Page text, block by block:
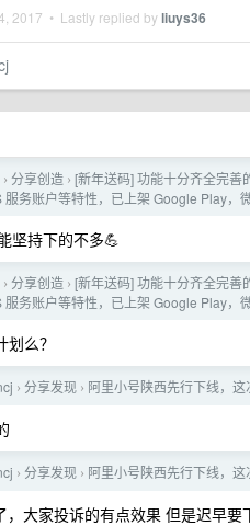
2017 • Lastly replied byliuys36
› 分享创造 › [新年送码] 功能十分齐全完
服务账户等特性，已上架 Google Play，
坚持下的不多💪
› 分享创造 › [新年送码] 功能十分齐全完
服务账户等特性，已上架 Google Play，
么？
› 分享发现 › 阿里小号陕西先行下线，
› 分享发现 › 阿里小号陕西先行下线，
，大家投诉的有点效果 但是迟早要